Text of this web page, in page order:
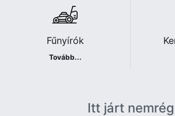
Fűnyírók
Tovább...
Itt járt nemrég